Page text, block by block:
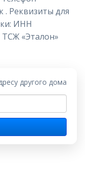
. Реквизиты для
ИНН
ТСЖ «Эталон»
другого дома